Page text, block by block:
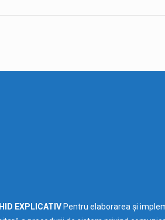
EXPLICATIV Pentru elaborarea și